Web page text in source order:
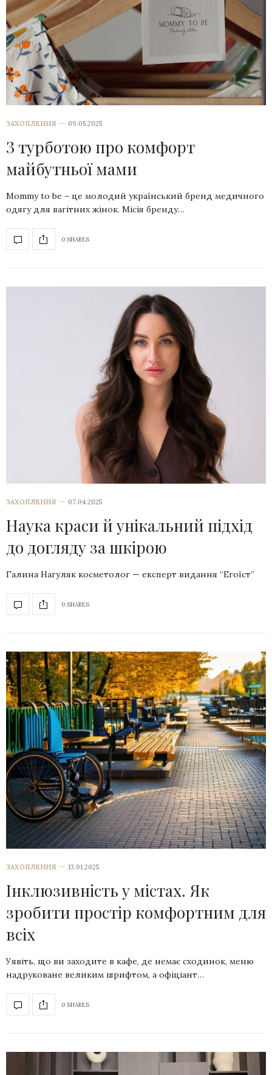
ЗАХОПЛЕННЯ 09.05.2025
З турботою про комфорт
майбутньої мами
Mommy to be – це молодий український бренд медичного
одягу для вагітних жінок. Місія бренду…
0 SHARES
ЗАХОПЛЕННЯ 07.04.2025
Наука краси й унікальний підхід
до догляду за шкірою
Галина Нагуляк косметолог — експерт видання “Егоїст”
0 SHARES
ЗАХОПЛЕННЯ 13.01.2025
Інклюзивність у містах. Як
зробити простір комфортним для
всіх
Уявіть, що ви заходите в кафе, де немає сходинок, меню
надруковане великим шрифтом, а офіціант…
0 SHARES